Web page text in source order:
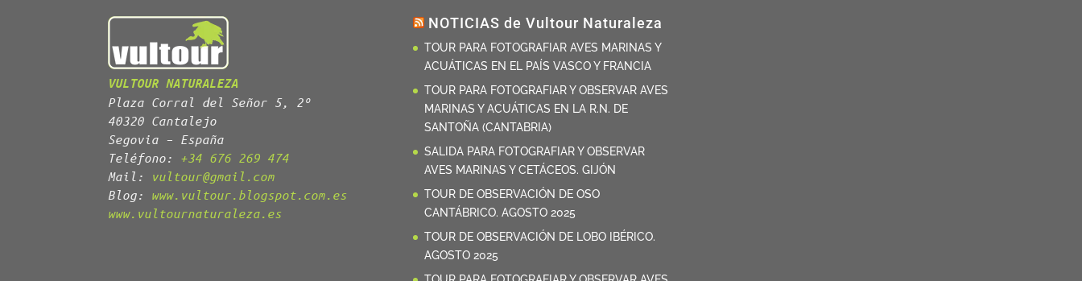
VULTOUR NATURALEZA
Plaza Corral del Señor 5, 2º
40320 Cantalejo
Segovia – España
Teléfono: +34 676 269 474
Mail: vultour@gmail.com
Blog: www.vultour.blogspot.com.es
www.vultournaturaleza.es
NOTICIAS de Vultour Naturaleza
TOUR PARA FOTOGRAFIAR AVES MARINAS Y
ACUÁTICAS EN EL PAÍS VASCO Y FRANCIA
TOUR PARA FOTOGRAFIAR Y OBSERVAR AVES
MARINAS Y ACUÁTICAS EN LA R.N. DE
SANTOÑA (CANTABRIA)
SALIDA PARA FOTOGRAFIAR Y OBSERVAR
AVES MARINAS Y CETÁCEOS. GIJÓN
TOUR DE OBSERVACIÓN DE OSO
CANTÁBRICO. AGOSTO 2025
TOUR DE OBSERVACIÓN DE LOBO IBÉRICO.
AGOSTO 2025